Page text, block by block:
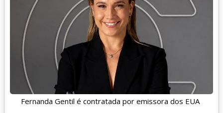
Fernanda Gentil é contratada por emissora dos EUA